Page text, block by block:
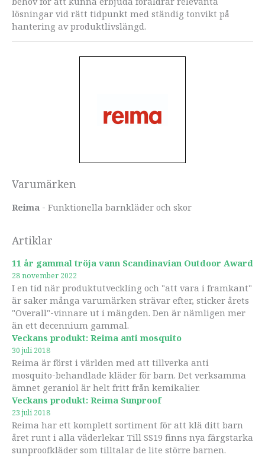
lösningar vid rätt tidpunkt med ständig tonvikt på
hantering av produktlivslängd.
Varumärken
Reima - Funktionella barnkläder och skor
Artiklar
11 år gammal tröja vann Scandinavian Outdoor Award
28 november 2022
I en tid när produktutveckling och "att vara i framkant"
är saker många varumärken strävar efter, sticker årets
"Overall"-vinnare ut i mängden. Den är nämligen mer
än ett decennium gammal.
Veckans produkt: Reima anti mosquito
30 juli 2018
Reima är först i världen med att tillverka anti
mosquito-behandlade kläder för barn. Det verksamma
ämnet geraniol är helt fritt från kemikalier.
Veckans produkt: Reima Sunproof
23 juli 2018
Reima har ett komplett sortiment för att klä ditt barn
året runt i alla väderlekar. Till SS19 finns nya färgstarka
sunproofkläder som tilltalar de lite större barnen.